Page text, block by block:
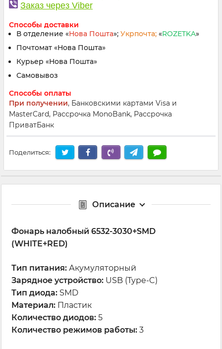
Заказ через Viber
Способы доставки
В отделение «Нова Пошта»; Укрпочта; «ROZETKA»
Почтомат «Нова Пошта»
Курьер «Нова Пошта»
Самовывоз
Способы оплаты
При получении, Банковскими картами Visa и
MasterCard, Рассрочка MonoBank, Рассрочка
ПриватБанк
Поделиться:
Описание
Фонарь налобный 6532-3030+SMD
(WHITE+RED)
Тип питания: Акумуляторный
Зарядное устройство: USB (Type-C)
Тип диода: SMD
Материал: Пластик
Количество диодов: 5
Количество режимов работы: 3